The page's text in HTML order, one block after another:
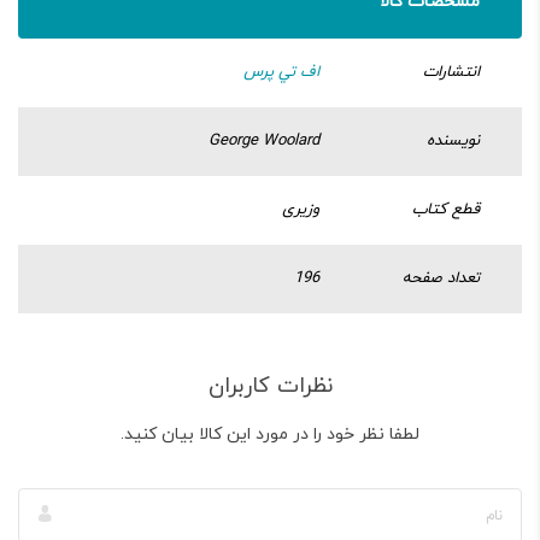
انتشارات اف تي پرس
نویسنده George Woolard
قطع کتاب وزیری
تعداد صفحه 196
نظرات کاربران
لطفا نظر خود را در مورد این کالا بیان کنید.